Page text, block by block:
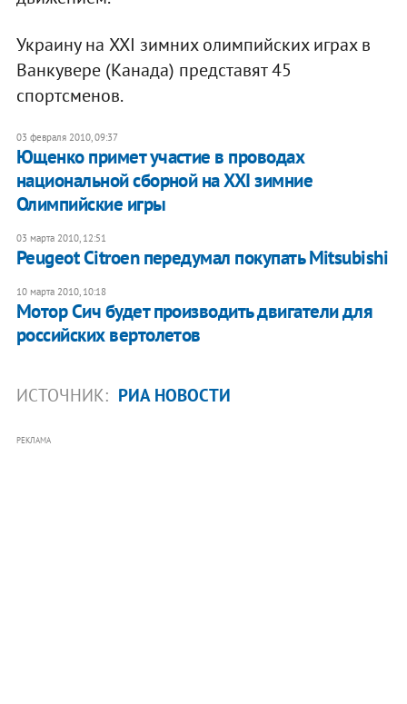
Украину на XXI зимних олимпийских играх в
Ванкувере (Канада) представят 45
спортсменов.
03 февраля 2010, 09:37
Ющенко примет участие в проводах
национальной сборной на XXI зимние
Олимпийские игры
03 марта 2010, 12:51
Peugeot Citroen передумал покупать Mitsubishi
10 марта 2010, 10:18
Мотор Сич будет производить двигатели для
российских вертолетов
ИСТОЧНИК: РИА НОВОСТИ
РЕКЛАМА